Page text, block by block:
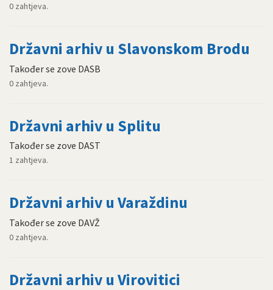
0 zahtjeva.
Državni arhiv u Slavonskom Brodu
Također se zove DASB
0 zahtjeva.
Državni arhiv u Splitu
Također se zove DAST
1 zahtjeva.
Državni arhiv u Varaždinu
Također se zove DAVŽ
0 zahtjeva.
Državni arhiv u Virovitici